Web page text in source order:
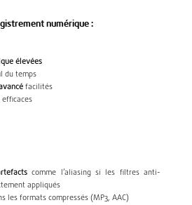
numérique :
élevées
du temps
facilités
comme l’aliasing si les filtres anti-
appliqués
les formats compressés (MP3, AAC)